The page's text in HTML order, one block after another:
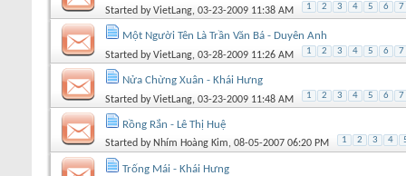
Started byVietLang, 03-23-2009 11:38 AM 1 2 3 4 5 6 7
Một Người Tên Là Trần Văn Bá - Duyên Anh
Started byVietLang, 03-28-2009 11:26 AM 1 2 3 4 5 6 7
Nửa Chừng Xuân - Khái Hưng
Started byVietLang, 03-23-2009 11:48 AM 1 2 3 4 5 6 7
Rồng Rắn - Lê Thị Huệ
Started by Nhím Hoàng Kim, 08-05-2007 06:20 PM 1 2 3 4
Trống Mái - Khái Hưng